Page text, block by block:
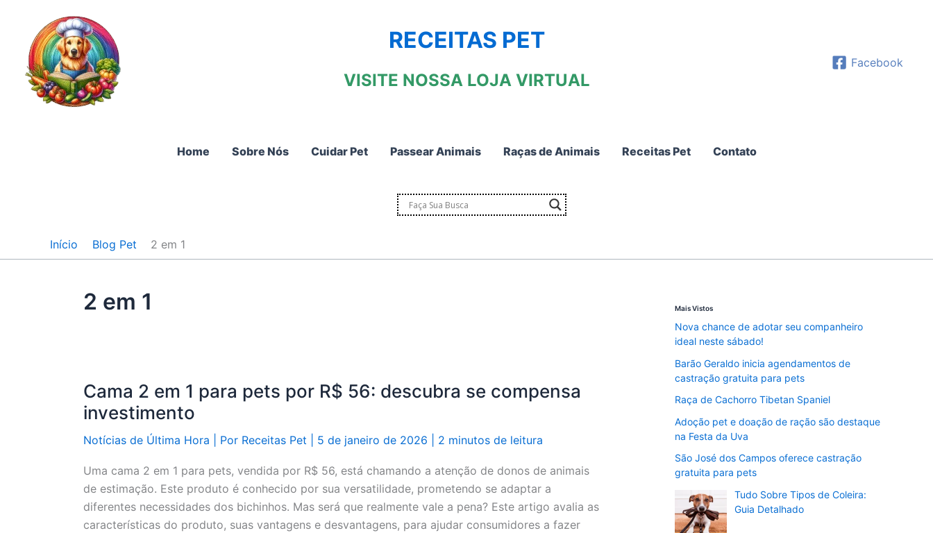
conteúdo
RECEITAS PET
VISITE NOSSA LOJA VIRTUAL
Facebook
Home Sobre Nós Cuidar Pet Passear Animais Raças de Animais Receitas Pet Contato
Início Blog Pet 2 em 1
2 em 1
Cama 2 em 1 para pets por R$ 56: descubra se compensa
investimento
Notícias de Última Hora | Por Receitas Pet 5 de janeiro de 2026 2 minutos de leitura
Uma cama 2 em 1 para pets, vendida por R$ 56, está chamando a atenção de donos de animais
de estimação. Este produto é conhecido por sua versatilidade, prometendo se adaptar a
diferentes necessidades dos bichinhos. Mas será que realmente vale a pena? Este artigo avalia as
características do produto, suas vantagens e desvantagens, para ajudar consumidores a fazer
Mais Vistos
Nova chance de adotar seu companheiro
ideal neste sábado!
Barão Geraldo inicia agendamentos de
castração gratuita para pets
Raça de Cachorro Tibetan Spaniel
Adoção pet e doação de ração são destaque
na Festa da Uva
São José dos Campos oferece castração
gratuita para pets
Tudo Sobre Tipos de Coleira:
Guia Detalhado